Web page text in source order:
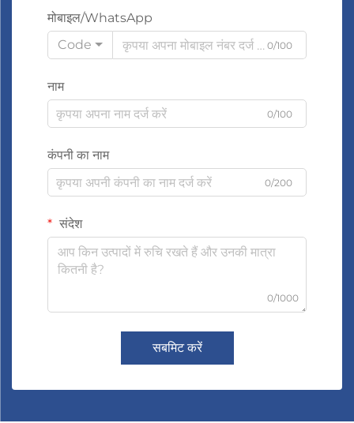
मोबाइल/WhatsApp
Code
0/100
नाम
0/100
कंपनी का नाम
0/200
संदेश
0/1000
सबमिट करें